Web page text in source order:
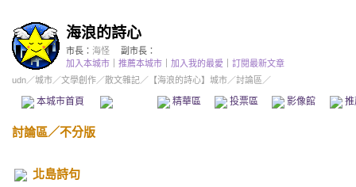
海浪的詩心
市長： 海怪
副市長：
加入本城市
推薦本城市 加入我的最愛
訂閱最新文章
udn／城市／文學創作／散文雜記／ 【海浪的詩心】城市／討論區／
本城市首頁 精華區 投票區 影像館
討論區／不分版
北島詩句